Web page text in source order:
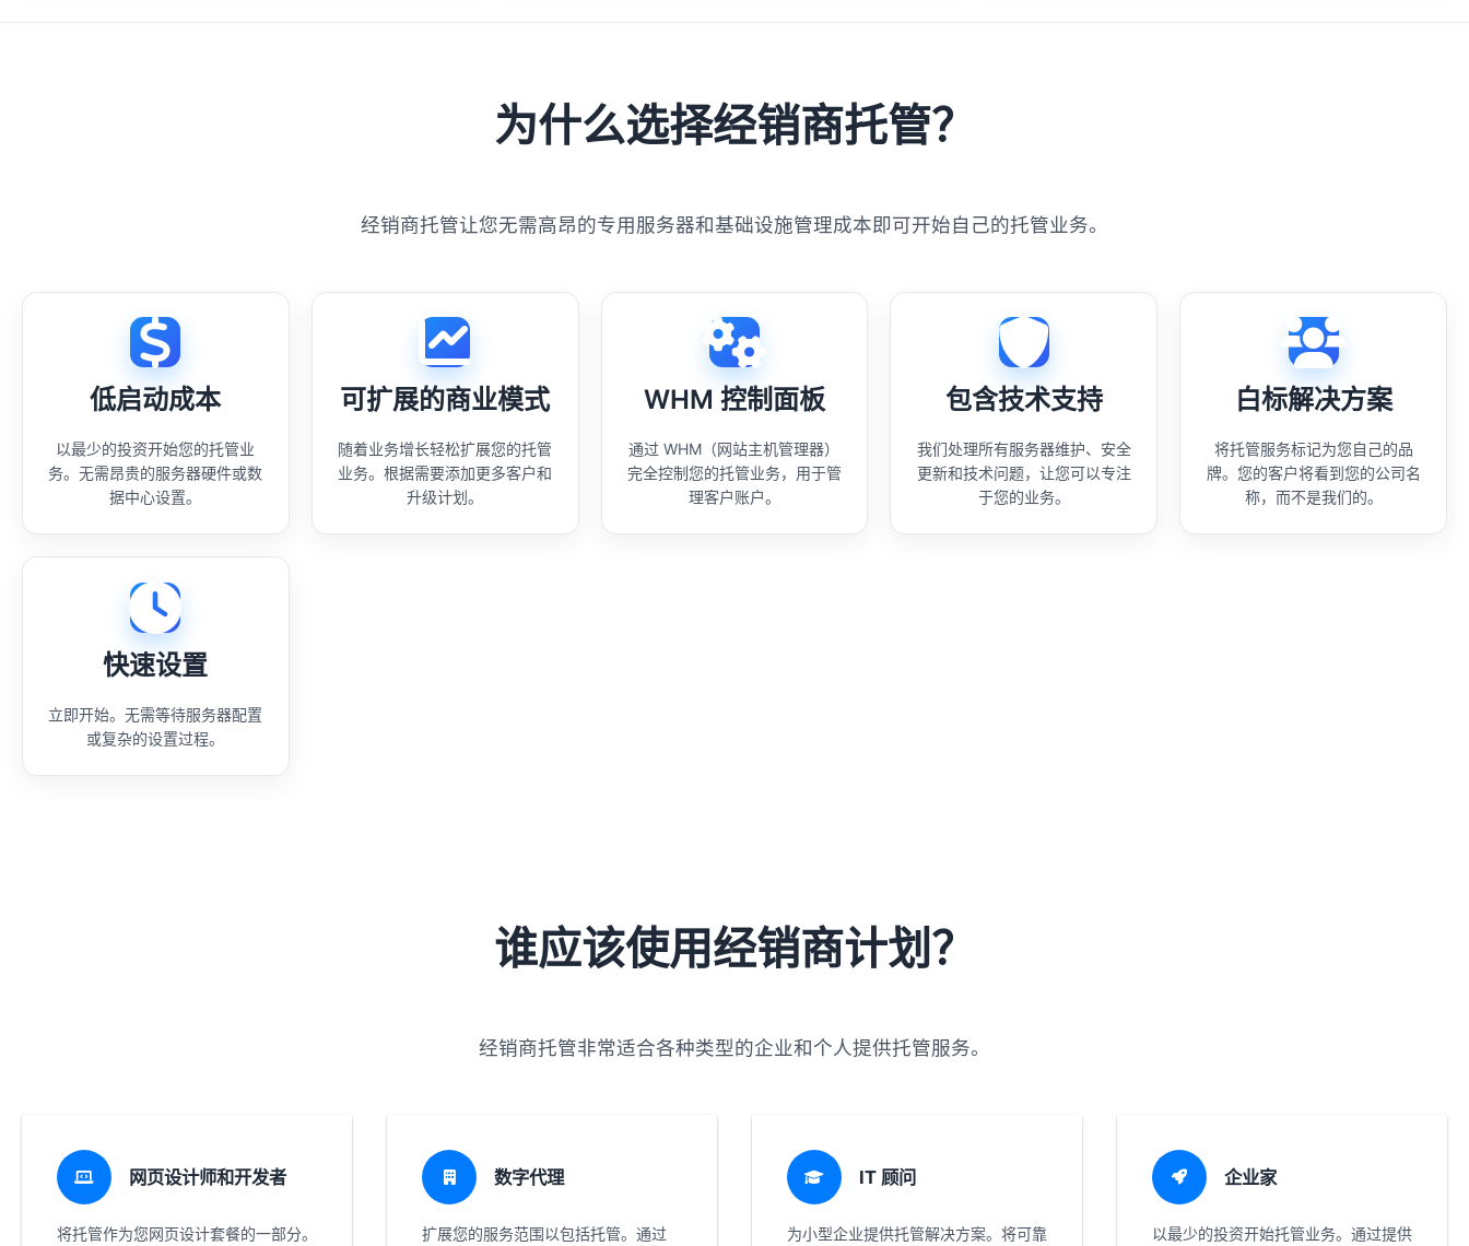
为什么选择经销商托管？
经销商托管让您无需高昂的专用服务器和基础设施管理成本即可开始自己的托管业务。
低启动成本
以最少的投资开始您的托管业
务。无需昂贵的服务器硬件或数
据中心设置。
可扩展的商业模式
随着业务增长轻松扩展您的托管
业务。根据需要添加更多客户和
升级计划。
WHM 控制面板
通过 WHM（网站主机管理器）
完全控制您的托管业务，用于管
理客户账户。
包含技术支持
我们处理所有服务器维护、安全
更新和技术问题，让您可以专注
于您的业务。
白标解决方案
将托管服务标记为您自己的品
牌。您的客户将看到您的公司名
称，而不是我们的。
快速设置
立即开始。无需等待服务器配置
或复杂的设置过程。
谁应该使用经销商计划？
经销商托管非常适合各种类型的企业和个人提供托管服务。
网页设计师和开发者
将托管作为您网页设计套餐的一部分。
数字代理
扩展您的服务范围以包括托管。通过
IT 顾问
为小型企业提供托管解决方案。将可靠
企业家
以最少的投资开始托管业务。通过提供